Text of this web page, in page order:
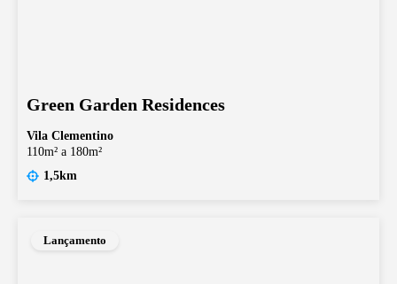
Green Garden Residences
Vila Clementino
110m² a 180m²
1,5km
Lançamento